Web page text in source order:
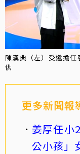
陳漢典（左）受邀擔
供
更多新聞報
姜厚任小
公小孩」